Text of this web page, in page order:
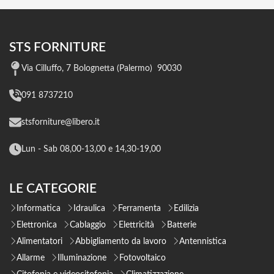
STS FORNITURE
Via Cilluffo, 7 Bolognetta (Palermo) 90030
091 8737210
stsforniture@libero.it
Lun - Sab 08,00-13,00 e 14,30-19,00
LE CATEGORIE
Informatica Idraulica Ferramenta
Edilizia
Elettronica
Cablaggio Elettricità
Batterie
Alimentatori
Abbigliamento da lavoro
Antennistica
Allarme
Illuminazione
Fotovoltaico